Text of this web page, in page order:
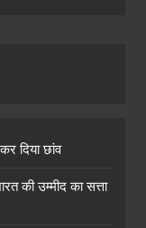
दिया छांव
की उम्मीद का सत्ता